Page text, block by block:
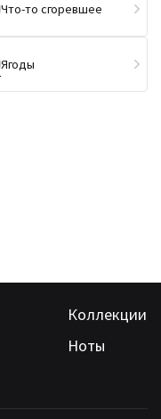
Что-то сгоревшее
Ягоды
Коллекции
Ноты